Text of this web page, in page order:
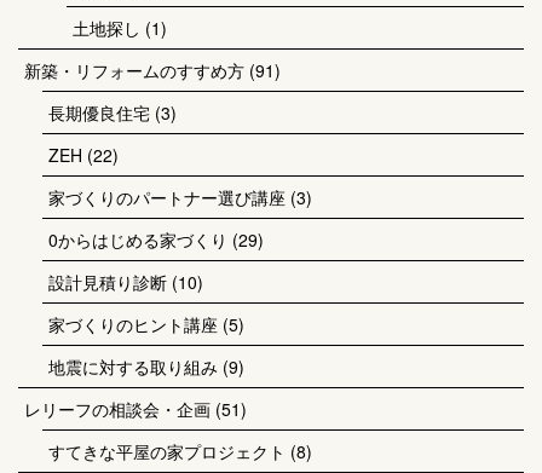
土地探し (1)
新築・リフォームのすすめ方 (91)
長期優良住宅 (3)
ZEH (22)
家づくりのパートナー選び講座 (3)
0からはじめる家づくり (29)
設計見積り診断 (10)
家づくりのヒント講座 (5)
地震に対する取り組み (9)
レリーフの相談会・企画 (51)
すてきな平屋の家プロジェクト (8)